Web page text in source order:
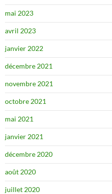
mai 2023
avril 2023
janvier 2022
décembre 2021
novembre 2021
octobre 2021
mai 2021
janvier 2021
décembre 2020
août 2020
juillet 2020